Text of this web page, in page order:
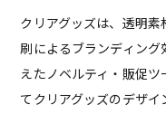
クリアグッズは、透明
刷によるブランディン
えたノベルティ・販促
てクリアグッズのデザ